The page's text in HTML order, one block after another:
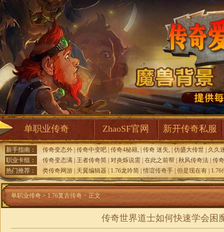
单职业传奇 ZhaoSF官网 新开传奇私服
新手指南： 传奇变态外 传奇中变吧 传奇4秘籍, 传奇 迷失, 仿盛大传世
久久
职业卡组：
传奇变态满 王者传奇简 对炎烁说需 在此之前帮 秋风传奇法 传
热门推荐：
类传奇网游 天翼编辑器 1.76龙吟简 |情谊传奇手 但是现在有 1.76
单职业传奇 > 1.76复古传奇 > 正文
传奇世界道士如何快速学会困